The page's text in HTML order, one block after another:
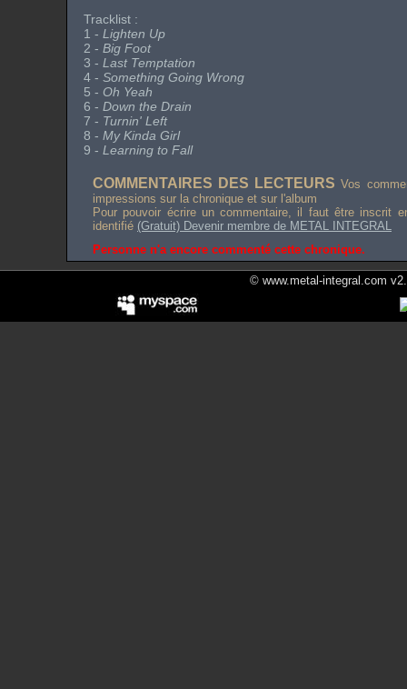
Tracklist :
1 - Lighten Up
2 - Big Foot
3 - Last Temptation
4 - Something Going Wrong
5 - Oh Yeah
6 - Down the Drain
7 - Turnin' Left
8 - My Kinda Girl
9 - Learning to Fall
COMMENTAIRES DES LECTEURS Vos
impressions sur la chronique et sur l'album
Pour pouvoir écrire un commentaire, il faut être inscrit
identifié (Gratuit) Devenir membre de METAL INTEGRAL
Personne n'a encore commenté cette chronique.
© www.metal-integral.com